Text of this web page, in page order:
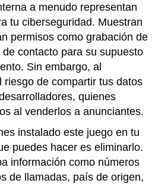
a menudo representan
tu ciberseguridad. Muestran
permisos como grabación de
contacto para su supuesto
Sin embargo, al
riesgo de compartir tus datos
quienes
al venderlos a anunciantes.
instalado este juego en tu
puedes hacer es eliminarlo.
información como números
de llamadas, país de origen,